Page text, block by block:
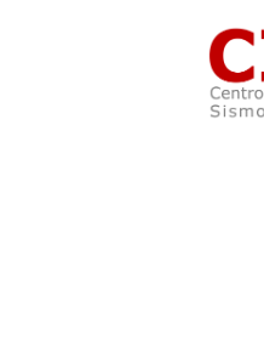
Skip to main content